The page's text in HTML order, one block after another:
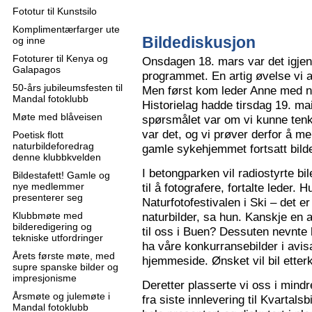
Fototur til Kunstsilo
Komplimentærfarger ute
og inne
Fototurer til Kenya og
Galapagos
50-års jubileumsfesten til
Mandal fotoklubb
Møte med blåveisen
Poetisk flott
naturbildeforedrag
denne klubbkvelden
Bildestafett! Gamle og
nye medlemmer
presenterer seg
Klubbmøte med
bilderedigering og
tekniske utfordringer
Årets første møte, med
supre spanske bilder og
impresjonisme
Årsmøte og julemøte i
Mandal fotoklubb
Bildediskusjon
Onsdagen 18. mars var det
programmet. En artig øvelse vi
Men først kom leder Anne med
Historielag hadde tirsdag 19.
spørsmålet var om vi kunne
var det, og vi prøver derfor å
gamle sykehjemmet fortsatt
I betongparken vil radiostyrte
til å fotografere, fortalte leder.
Naturfotofestivalen i Ski – det
naturbilder, sa hun. Kanskje en
til oss i Buen? Dessuten
ha våre konkurransebilder i
hjemmeside. Ønsket vil bil
Deretter plasserte vi oss i
fra siste innlevering til